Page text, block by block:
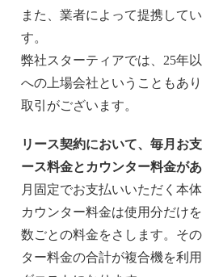
また、業者によって提携して
す。
弊社スターティアでは、25年
への上場会社ということもあ
取引がございます。
リース契約において、毎月お
ース料金とカウンター料金があ
月固定でお支払いいただく本
カウンター料金は使用分だけ
数ごとの料金をさします。そ
ター料金の合計が複合機を利